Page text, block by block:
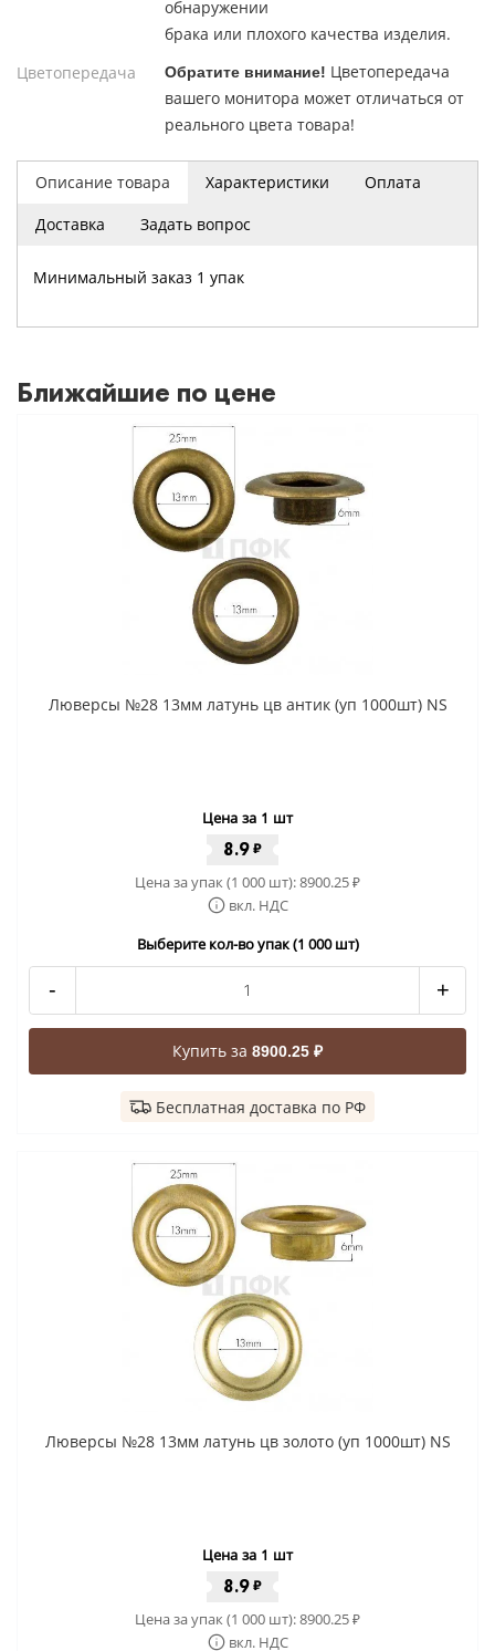
Описание товара Характеристики
Оплата
Доставка
Задать вопрос
Минимальный заказ 1 упак
обнаружении
брака или плохого качества изделия.
Цветопередача
Обратите внимание! Цветопередача
вашего монитора может отличаться от
реального цвета товара!
Ближайшие по цене
Люверсы №28 13мм латунь цв антик (уп 1000шт) NS
Цена за 1 шт
8.9 ₽
Цена за упак (1 000 шт):8900.25₽
вкл. НДС
Выберите кол-во упак (1 000 шт)
- +
Купить за 8900.25 ₽
Бесплатная доставка по РФ
Люверсы №28 13мм латунь цв золото (уп 1000шт) NS
Цена за 1 шт
8.9 ₽
Цена за упак (1 000 шт):8900.25₽
вкл. НДС